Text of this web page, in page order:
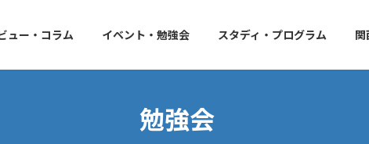
ュー・コラム イベント・勉強会 スタディ・プログラム 関
勉強会